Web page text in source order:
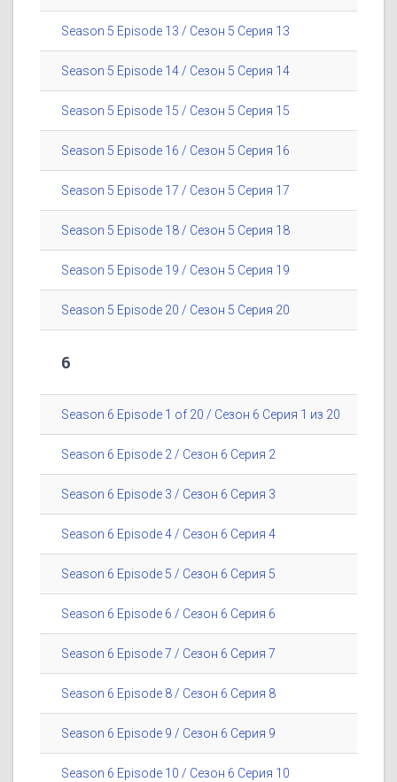
Season 5 Episode 13 / Сезон 5 Серия 13
Season 5 Episode 14 / Сезон 5 Серия 14
Season 5 Episode 15 / Сезон 5 Серия 15
Season 5 Episode 16 / Сезон 5 Серия 16
Season 5 Episode 17 / Сезон 5 Серия 17
Season 5 Episode 18 / Сезон 5 Серия 18
Season 5 Episode 19 / Сезон 5 Серия 19
Season 5 Episode 20 / Сезон 5 Серия 20
6
Season 6 Episode 1 of 20 / Сезон 6 Серия 1 из 20
Season 6 Episode 2 / Сезон 6 Серия 2
Season 6 Episode 3 / Сезон 6 Серия 3
Season 6 Episode 4 / Сезон 6 Серия 4
Season 6 Episode 5 / Сезон 6 Серия 5
Season 6 Episode 6 / Сезон 6 Серия 6
Season 6 Episode 7 / Сезон 6 Серия 7
Season 6 Episode 8 / Сезон 6 Серия 8
Season 6 Episode 9 / Сезон 6 Серия 9
Season 6 Episode 10 / Сезон 6 Серия 10